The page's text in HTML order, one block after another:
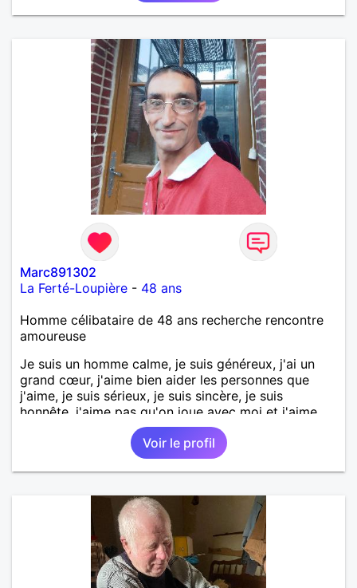
Marc891302
La Ferté-Loupière - 48 ans
Homme célibataire de 48 ans recherche rencontre
amoureuse
Je suis un homme calme, je suis généreux, j'ai un
grand cœur, j'aime bien aider les personnes que
j'aime, je suis sérieux, je suis sincère, je suis
honnête, j'aime pas qu'on joue avec moi et j'aime
pas les mensonges. Je cherche une relation
amoureuse et sérieuse.Voir le profil